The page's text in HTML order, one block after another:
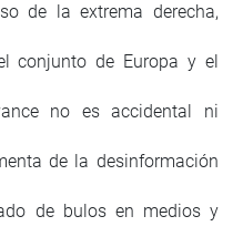
de la extrema derecha,
conjunto de Europa y el
no es accidental ni
de la desinformación
de bulos en medios y